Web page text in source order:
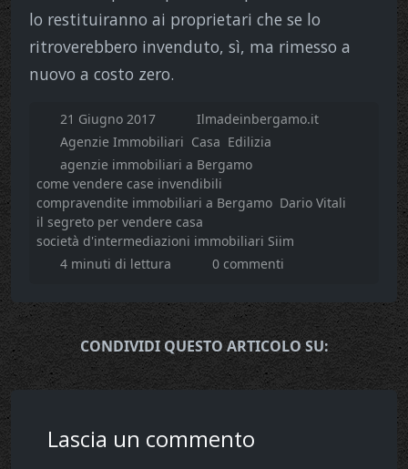
lo restituiranno ai proprietari che se lo
ritroverebbero invenduto, sì, ma rimesso a
nuovo a costo zero.
21 Giugno 2017
Ilmadeinbergamo.it
Agenzie Immobiliari Casa Edilizia
agenzie immobiliari a Bergamo
come vendere case invendibili
compravendite immobiliari a Bergamo Dario Vitali
il segreto per vendere casa
società d'intermediazioni immobiliari Siim
4 minuti di lettura
0 commenti
CONDIVIDI QUESTO ARTICOLO SU:
Lascia un commento